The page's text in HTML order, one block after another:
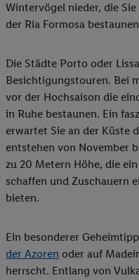
Wintervögel nieder, die
der Ria Formosa
Die Städte Porto oder
Besichtigungstouren. Bei
vor der Hochsaison die
in Ruhe bestaunen. Ein
erwartet Sie an der Küste
entstehen von November
zu 20 Metern Höhe, die
schaffen und Zuschauern
bieten.
Ein besonderer
der Azoren oder auf
herrscht. Entlang von